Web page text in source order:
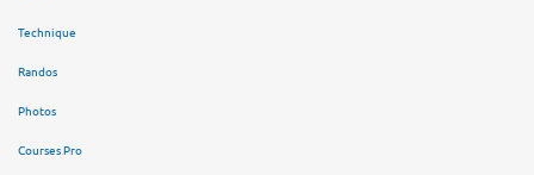
Technique
Randos
Photos
Courses Pro